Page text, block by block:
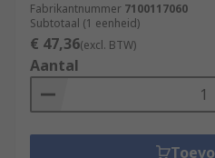
Fabrikantnummer 7100117060
Subtotaal (1 eenheid)
€ 47,36(excl. BTW)
Aantal